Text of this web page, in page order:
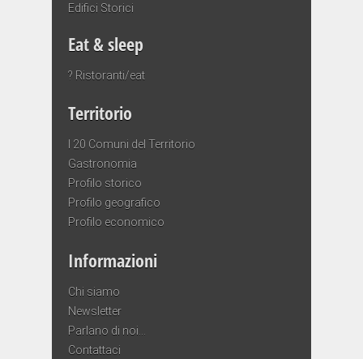
Edifici Storici
Eat & sleep
? Ristoranti/eat
Territorio
I 20 Comuni del Territorio
Gastronomia
Profilo storico
Profilo geografico
Profilo economico
Informazioni
Chi siamo
Newsletter
Parlano di noi…
Contattaci